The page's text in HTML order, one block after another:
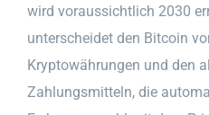
wird voraussichtlich 2030
unterscheidet den Bitcoin
Kryptowährungen und den
Zahlungsmitteln, die